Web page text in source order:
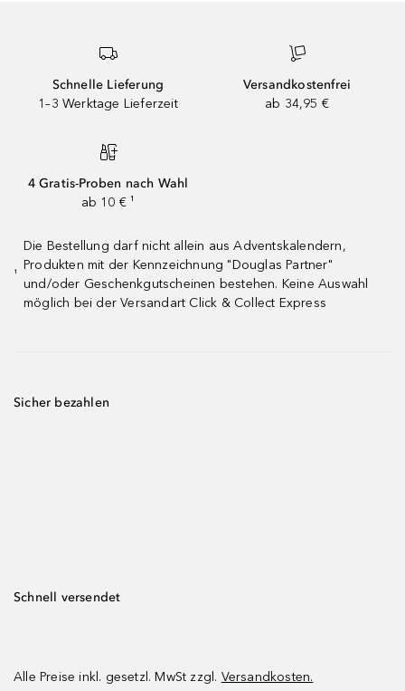
Schnelle Lieferung
1–3 Werktage Lieferzeit
Versandkostenfrei
ab 34,95 €
4 Gratis-Proben nach Wahl
ab 10 € ¹
¹
Die Bestellung darf nicht allein aus Adventskalendern,
Produkten mit der Kennzeichnung "Douglas Partner"
und/oder Geschenkgutscheinen bestehen. Keine Auswahl
möglich bei der Versandart Click & Collect Express
Sicher bezahlen
Schnell versendet
Alle Preise inkl. gesetzl. MwSt zzgl. Versandkosten.